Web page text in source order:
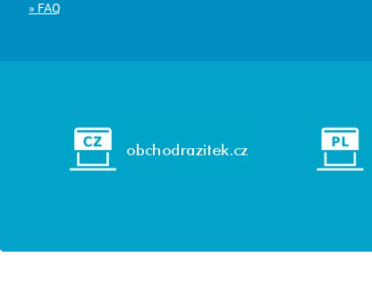
» FAQ